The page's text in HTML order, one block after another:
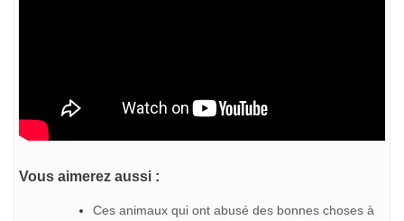
Vous aimerez aussi :
Ces animaux qui ont abusé des bonnes choses à